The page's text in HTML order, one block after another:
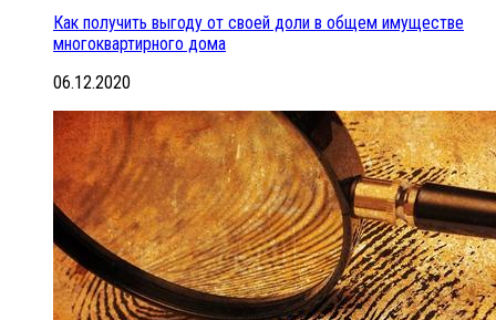
Как получить выгоду от своей доли в общем имуществе
многоквартирного дома
06.12.2020